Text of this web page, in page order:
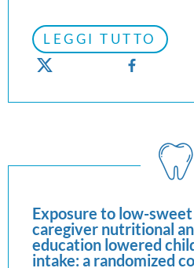
LEGGI TUTTO
Exposure to low-sweet
caregiver nutritional
education lowered
intake: a randomized